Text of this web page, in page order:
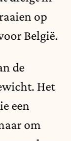
op
België.
de
Het
een
om